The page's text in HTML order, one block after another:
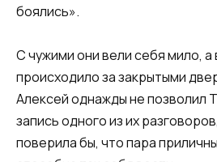
боялись».
С чужими они вели себя мило, а
происходило за закрытыми
Алексей однажды не позволил
запись одного из их
поверила бы, что пара